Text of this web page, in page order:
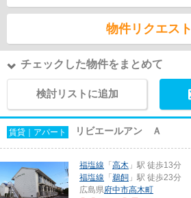
物件リクエスト
チェックした物件をまとめて
検討リストに追加
賃貸｜アパート リビエールアン Ａ
福塩線 「 高木 」駅 徒歩13分
福塩線 「 鵜飼 」駅 徒歩23分
広島県府中市高木町